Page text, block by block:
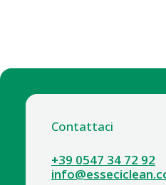
Contattaci
+39 0547 34 72 92